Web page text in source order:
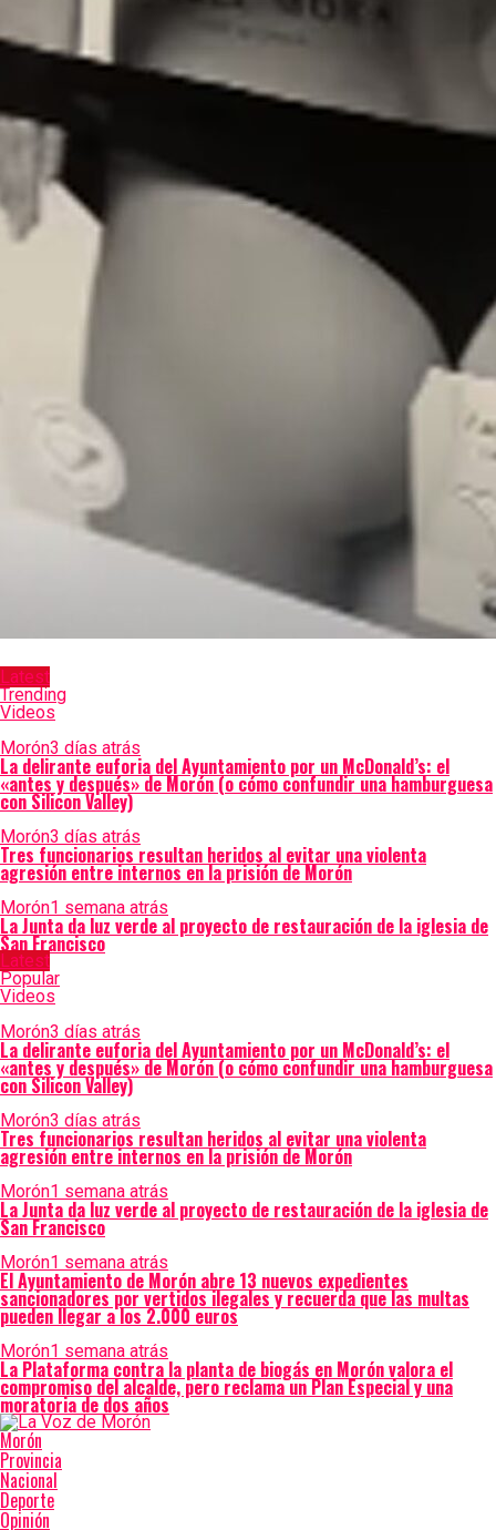
Latest
Trending
Videos
Morón3 días atrás
La delirante euforia del Ayuntamiento por un McDonald’s: el
«antes y después» de Morón (o cómo confundir una hamburguesa
con Silicon Valley)
Morón3 días atrás
Tres funcionarios resultan heridos al evitar una violenta
agresión entre internos en la prisión de Morón
Morón1 semana atrás
La Junta da luz verde al proyecto de restauración de la iglesia de
San Francisco
Latest
Popular
Videos
Morón3 días atrás
La delirante euforia del Ayuntamiento por un McDonald’s: el
«antes y después» de Morón (o cómo confundir una hamburguesa
con Silicon Valley)
Morón3 días atrás
Tres funcionarios resultan heridos al evitar una violenta
agresión entre internos en la prisión de Morón
Morón1 semana atrás
La Junta da luz verde al proyecto de restauración de la iglesia de
San Francisco
Morón1 semana atrás
El Ayuntamiento de Morón abre 13 nuevos expedientes
sancionadores por vertidos ilegales y recuerda que las multas
pueden llegar a los 2.000 euros
Morón1 semana atrás
La Plataforma contra la planta de biogás en Morón valora el
compromiso del alcalde, pero reclama un Plan Especial y una
moratoria de dos años
Morón
Provincia
Nacional
Deporte
Opinión